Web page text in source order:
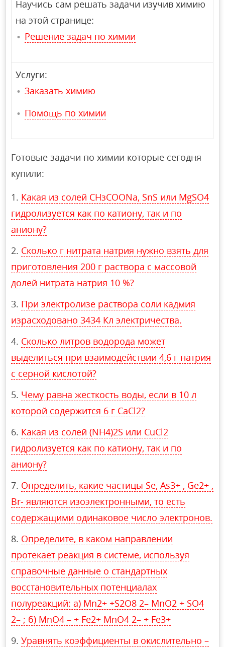
Научись сам решать задачи изучив химию
на этой странице:
Решение задач по химии
Услуги:
Заказать химию
Помощь по химии
Готовые задачи по химии которые сегодня
купили:
Какая из солей СНзСООNa, SnS или MgSO4
гидролизуется как по катиону, так и по
аниону?
Сколько г нитрата натрия нужно взять для
приготовления 200 г раствора с массовой
долей нитрата натрия 10 %?
При электролизе раствора соли кадмия
израсходовано 3434 Кл электричества.
Сколько литров водорода может
выделиться при взаимодействии 4,6 г натрия
с серной кислотой?
Чему равна жесткость воды, если в 10 л
которой содержится 6 г CaCl2?
Какая из солей (NH4)2S или CuCl2
гидролизуется как по катиону, так и по
аниону?
Определить, какие частицы Se, As3+ , Ge2+ ,
Br- являются изоэлектронными, то есть
содержащими одинаковое число электронов.
Определите, в каком направлении
протекает реакция в системе, используя
справочные данные о стандартных
восстановительных потенциалах
полуреакций: а) Mn2+ +S2O8 2– MnO2 + SO4
2– ; б) MnO4 – + Fe2+ MnO4 2– + Fe3+
Уравнять коэффициенты в окислительно –